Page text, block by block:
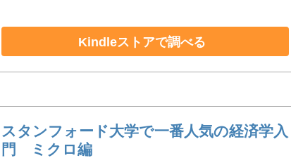
Kindleストアで調べる
スタンフォード大学で一番人気の経済学入
門 ミクロ編